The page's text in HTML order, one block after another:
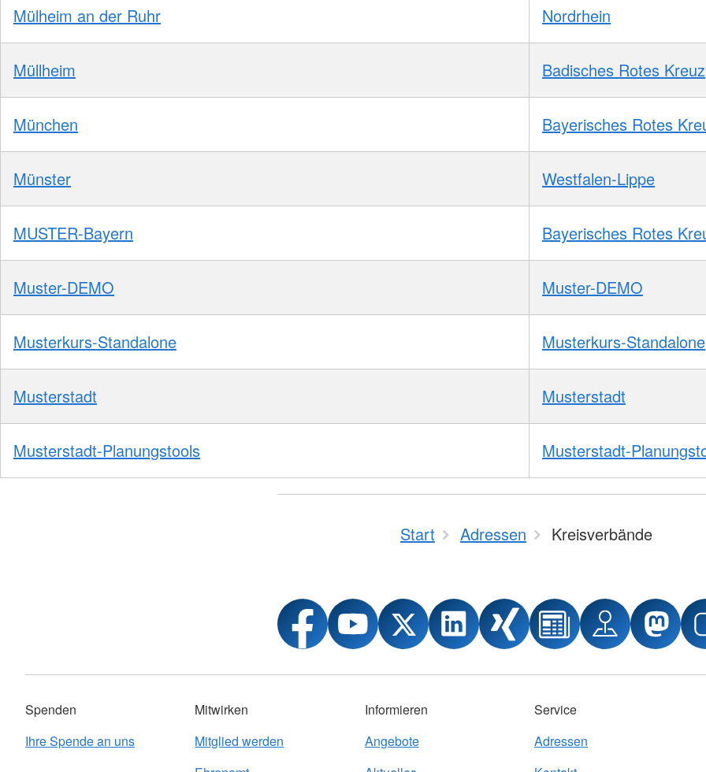
Mülheim an der Ruhr Nordrhein
Müllheim Badisches Rotes Kreuz
München Bayerisches Rotes
Münster Westfalen-Lippe
MUSTER-Bayern Bayerisches Rotes
Muster-DEMO Muster-DEMO
Musterkurs-Standalone Musterkurs-Standalone
Musterstadt Musterstadt
Musterstadt-Planungstools Musterstadt-
Start Adressen Kreisverbände
Spenden
Ihre Spende an uns
Mitwirken
Mitglied werden
Informieren
Angebote
Service
Adressen